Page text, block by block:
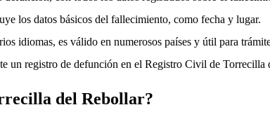
los datos básicos del fallecimiento, como fecha y lugar.
idiomas, es válido en numerosos países y útil para
un registro de defunción en el Registro Civil de Torrecilla
del Rebollar?